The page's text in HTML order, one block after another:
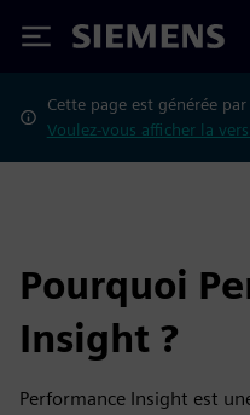
Siemens
Cette page est générée
Voulez-vous afficher la
Pourquoi
Insight ?
Performance Insight est